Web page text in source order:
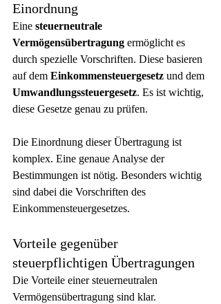
Einordnung
Eine steuerneutrale
Vermögensübertragung ermöglicht es
durch spezielle Vorschriften. Diese basieren
auf dem Einkommensteuergesetz und dem
Umwandlungssteuergesetz. Es ist wichtig,
diese Gesetze genau zu prüfen.
Die Einordnung dieser Übertragung ist
komplex. Eine genaue Analyse der
Bestimmungen ist nötig. Besonders wichtig
sind dabei die Vorschriften des
Einkommensteuergesetzes.
Vorteile gegenüber
steuerpflichtigen Übertragungen
Die Vorteile einer steuerneutralen
Vermögensübertragung sind klar.